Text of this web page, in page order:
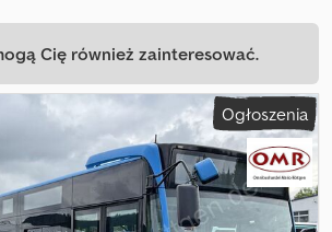
Cię również zainteresować.
Ogłoszenia